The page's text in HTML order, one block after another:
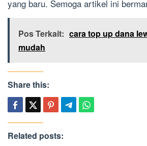
yang baru. Semoga artikel ini
Pos Terkait: cara top up dana
mudah
Share this:
Related posts: